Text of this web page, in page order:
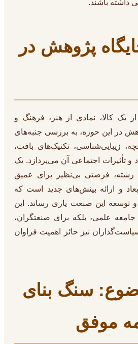
داشته باشند.
پژوهش در
یک کالا، نمادی از هنر، فرهنگ و
در این حوزه، به بررسی جنبه‌های
زیبایی‌شناسی، تکنیک‌های بافت،
و تأثیرات اجتماعی آن می‌پردازد. یک
رشته، فرصتی بی‌نظیر برای عمیق
و ارائه بینش‌های جدید است که
و توسعه این صنعت یاری رساند. این
جامعه علمی، بلکه برای صنعتگران،
نیز حائز اهمیت فراوان
سنگ بنای
موفق